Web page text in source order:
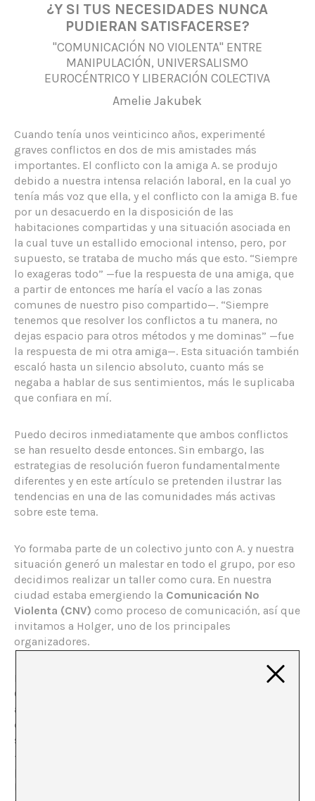
¿Y SI TUS NECESIDADES NUNCA
PUDIERAN SATISFACERSE?
"COMUNICACIÓN NO VIOLENTA" ENTRE
MANIPULACIÓN, UNIVERSALISMO
EUROCÉNTRICO Y LIBERACIÓN COLECTIVA
Amelie Jakubek
Cuando tenía unos veinticinco años, experimenté
graves conflictos en dos de mis amistades más
importantes. El conflicto con la amiga A. se produjo
debido a nuestra intensa relación laboral, en la cual yo
tenía más voz que ella, y el conflicto con la amiga B. fue
por un desacuerdo en la disposición de las
habitaciones compartidas y una situación asociada en
la cual tuve un estallido emocional intenso, pero, por
supuesto, se trataba de mucho más que esto. “Siempre
lo exageras todo” —fue la respuesta de una amiga, que
a partir de entonces me haría el vacío a las zonas
comunes de nuestro piso compartido—. “Siempre
tenemos que resolver los conflictos a tu manera, no
dejas espacio para otros métodos y me dominas” —fue
la respuesta de mi otra amiga—. Esta situación también
escaló hasta un silencio absoluto, cuanto más se
negaba a hablar de sus sentimientos, más le suplicaba
que confiara en mí.
Puedo deciros inmediatamente que ambos conflictos
se han resuelto desde entonces. Sin embargo, las
estrategias de resolución fueron fundamentalmente
diferentes y en este artículo se pretenden ilustrar las
tendencias en una de las comunidades más activas
sobre este tema.
Yo formaba parte de un colectivo junto con A. y nuestra
situación generó un malestar en todo el grupo, por eso
decidimos realizar un taller como cura. En nuestra
ciudad estaba emergiendo la Comunicación No
Violenta (CNV) como proceso de comunicación, así que
invitamos a Holger, uno de los principales
organizadores.
En la sesión, nos explicó cómo había llegado a la
Comunicación No Violenta. Muchas veces lo habían
acusado de ocupar demasiado espacio en las
conversaciones, sin quererlo. En su búsqueda de una
solución, se encontró con la Comunicación No Violenta
—al principio a través de un libro en la biblioteca
pública—. Casi avergonzado, nos habló de Marshall M.
Rosenberg, quien fundó la CNV tal como se practica y